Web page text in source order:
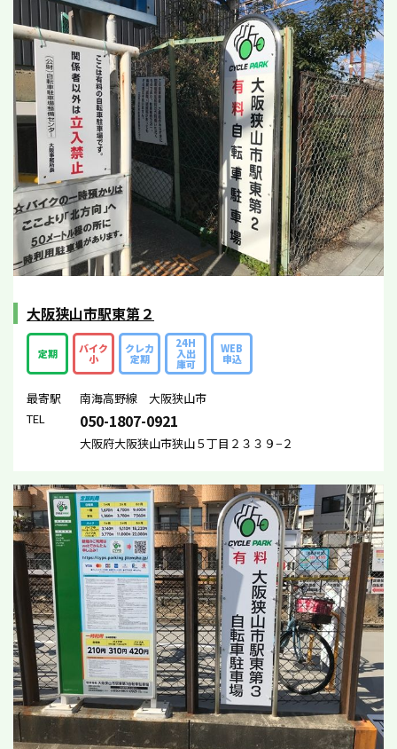
大阪狭山市駅東第２
定期 バイク
小
クレカ
定期
24H
入出
庫可
WEB
申込
最寄駅
南海高野線 大阪狭山市
TEL
050-1807-0921
大阪府大阪狭山市狭山５丁目２３３９−２